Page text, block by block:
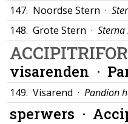
147. Noordse Stern ·
148. Grote Stern · Sterna
visarenden ·
149. Visarend · Pandion
sperwers ·